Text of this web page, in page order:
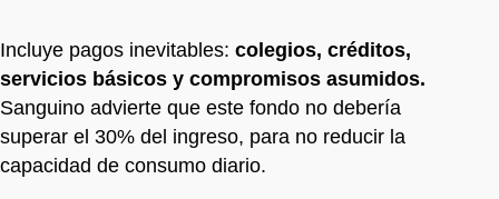
Incluye pagos inevitables: colegios, créditos,
servicios básicos y compromisos asumidos.
Sanguino advierte que este fondo no debería
superar el 30% del ingreso, para no reducir la
capacidad de consumo diario.